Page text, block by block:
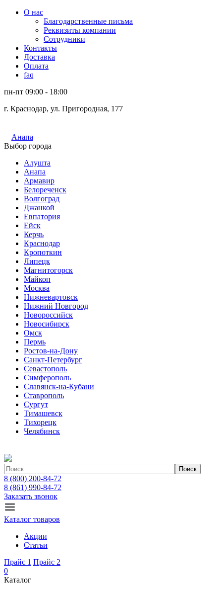
О нас
Благодарственные письма
Реквизиты компании
Сотрудники
Контакты
Доставка
Оплата
faq
пн-пт 09:00 - 18:00
г. Краснодар, ул. Пригородная, 177
Анапа
Выбор города
Алушта
Анапа
Армавир
Белореченск
Волгоград
Джанкой
Евпатория
Ейск
Керчь
Краснодар
Кропоткин
Липецк
Магнитогорск
Майкоп
Москва
Нижневартовск
Нижний Новгород
Новороссийск
Новосибирск
Омск
Пермь
Ростов-на-Дону
Санкт-Петербург
Севастополь
Симферополь
Славянск-на-Кубани
Ставрополь
Сургут
Тимашевск
Тихорецк
Челябинск
Поиск
8 (800) 200-84-72
8 (861) 990-84-72
Заказать звонок
Каталог товаров
Акции
Статьи
Прайс 1 Прайс 2
0
Каталог